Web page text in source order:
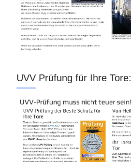
UVV Prüfung für Ihre Tore: